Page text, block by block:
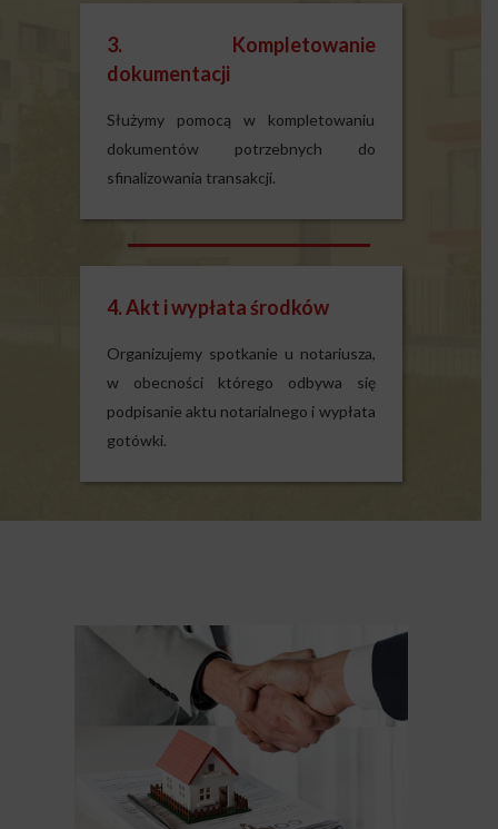
3. Kompletowanie
dokumentacji
Służymy pomocą w kompletowaniu
dokumentów potrzebnych do
sfinalizowania transakcji.
4. Akt i wypłata środków
Organizujemy spotkanie u notariusza,
w obecności którego odbywa się
podpisanie aktu notarialnego i wypłata
gotówki.